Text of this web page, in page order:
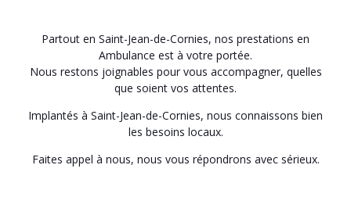
Partout en Saint-Jean-de-Cornies, nos prestations en
Ambulance est à votre portée.
Nous restons joignables pour vous accompagner, quelles
que soient vos attentes.
Implantés à Saint-Jean-de-Cornies, nous connaissons bien
les besoins locaux.
Faites appel à nous, nous vous répondrons avec sérieux.